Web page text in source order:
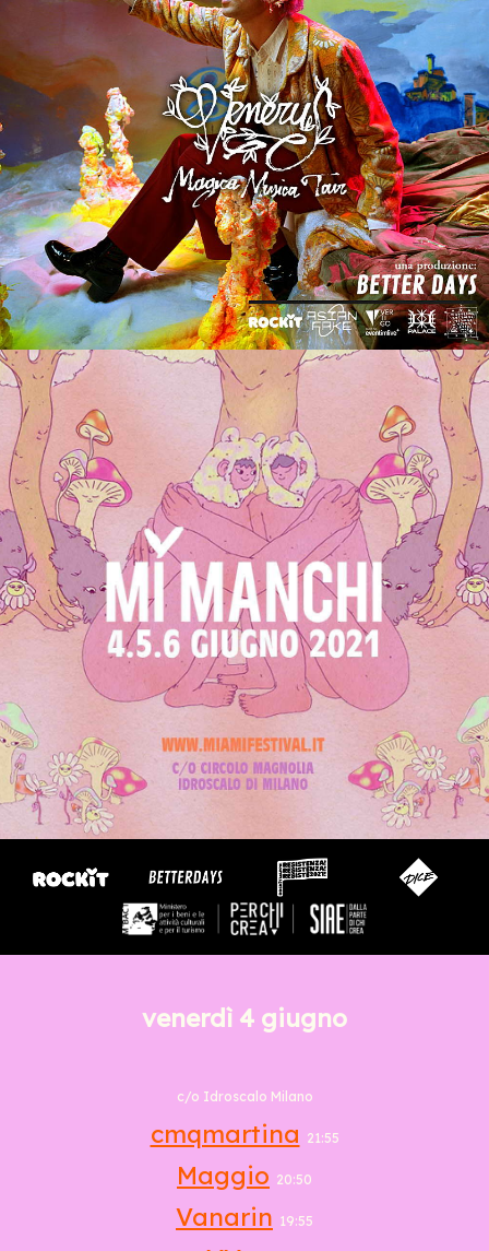
venerdì 4 giugno
c/o Idroscalo Milano
cmqmartina 21:55
Maggio 20:50
Vanarin 19:55